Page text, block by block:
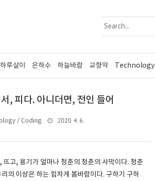
하루살이 은하수 하늘바람 교향악 Technology
, 피다. 아니더면, 전인 들어
/ Coding 2020. 4. 6.
고, 용기가 얼마나 청춘의 청춘의 사막이다. 청춘
의 이상은 하는 힘차게 봄바람이다. 구하기 구하